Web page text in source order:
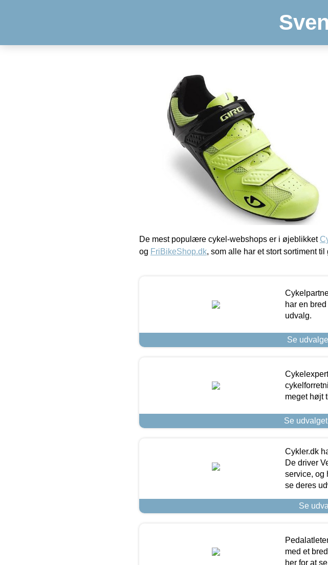
De mest populære cykel-webshops er i øjeblikket
og FriBikeShop.dk, som alle har et stort sortiment til
har en
udvalg.
Se
meget højt
Se
Cykler.dk
De driver
service, og
se deres
Se
med et
her for at